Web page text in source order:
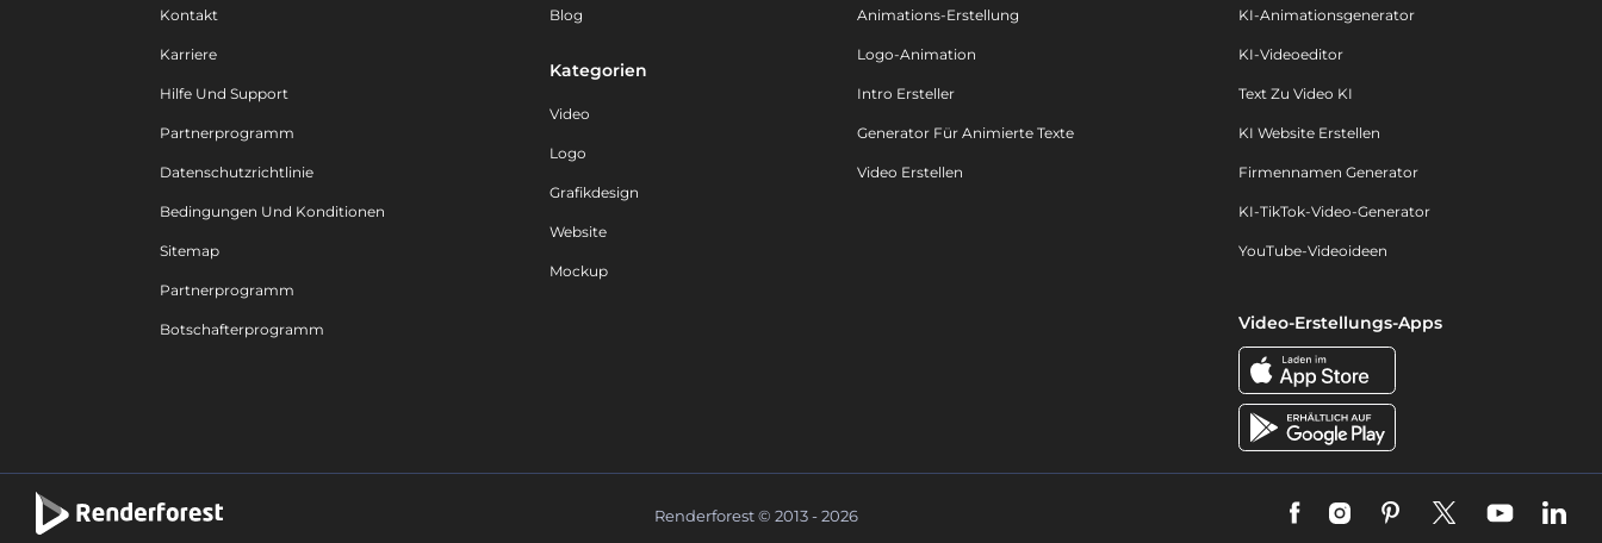
Kontakt
Karriere
Hilfe Und Support
Partnerprogramm
Datenschutzrichtlinie
Bedingungen Und Konditionen
Sitemap
Partnerprogramm
Botschafterprogramm
Blog
Kategorien
Video
Logo
Grafikdesign
Website
Mockup
Animations-Erstellung
Logo-Animation
Intro Ersteller
Generator Für Animierte Texte
Video Erstellen
KI-Animationsgenerator
KI-Videoeditor
Text Zu Video KI
KI Website Erstellen
Firmennamen Generator
KI-TikTok-Video-Generator
YouTube-Videoideen
Video-Erstellungs-Apps
Renderforest © 2013 - 2026